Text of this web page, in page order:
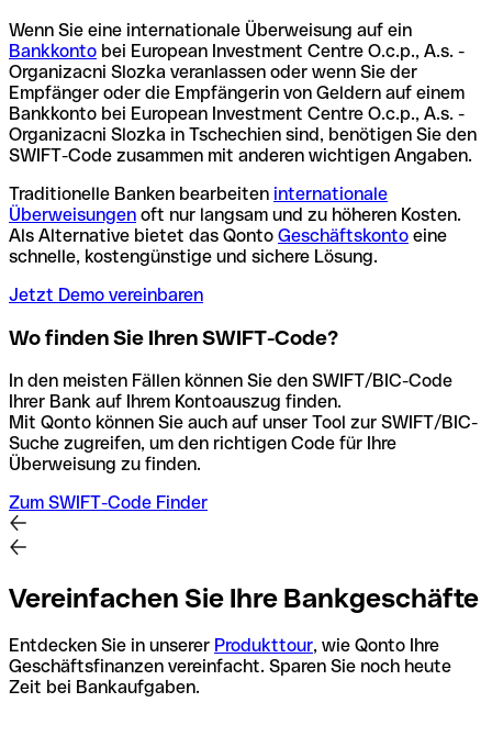
Wenn Sie eine internationale Überweisung auf ein
Bankkonto bei European Investment Centre O.c.p., A.s. -
Organizacni Slozka veranlassen oder wenn Sie der
Empfänger oder die Empfängerin von Geldern auf einem
Bankkonto bei European Investment Centre O.c.p., A.s. -
Organizacni Slozka in Tschechien sind, benötigen Sie den
SWIFT-Code zusammen mit anderen wichtigen Angaben.
Traditionelle Banken bearbeiten internationale
Überweisungen oft nur langsam und zu höheren Kosten.
Als Alternative bietet das Qonto Geschäftskonto eine
schnelle, kostengünstige und sichere Lösung.
Jetzt Demo vereinbaren
Wo finden Sie Ihren SWIFT-Code?
In den meisten Fällen können Sie den SWIFT/BIC-Code
Ihrer Bank auf Ihrem Kontoauszug finden.
Mit Qonto können Sie auch auf unser Tool zur SWIFT/BIC-
Suche zugreifen, um den richtigen Code für Ihre
Überweisung zu finden.
Zum SWIFT-Code Finder
Vereinfachen Sie Ihre Bankgeschäfte
Entdecken Sie in unserer Produkttour, wie Qonto Ihre
Geschäftsfinanzen vereinfacht. Sparen Sie noch heute
Zeit bei Bankaufgaben.